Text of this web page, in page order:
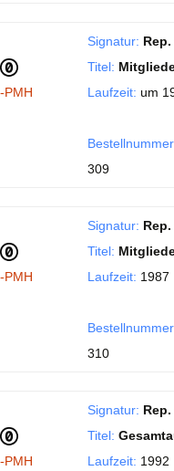
PMH
Signatur: Rep.
Titel:
Laufzeit: um
309
PMH
Signatur: Rep.
Titel:
Laufzeit: 1987
310
PMH
Signatur: Rep.
Titel:
Laufzeit: 1992